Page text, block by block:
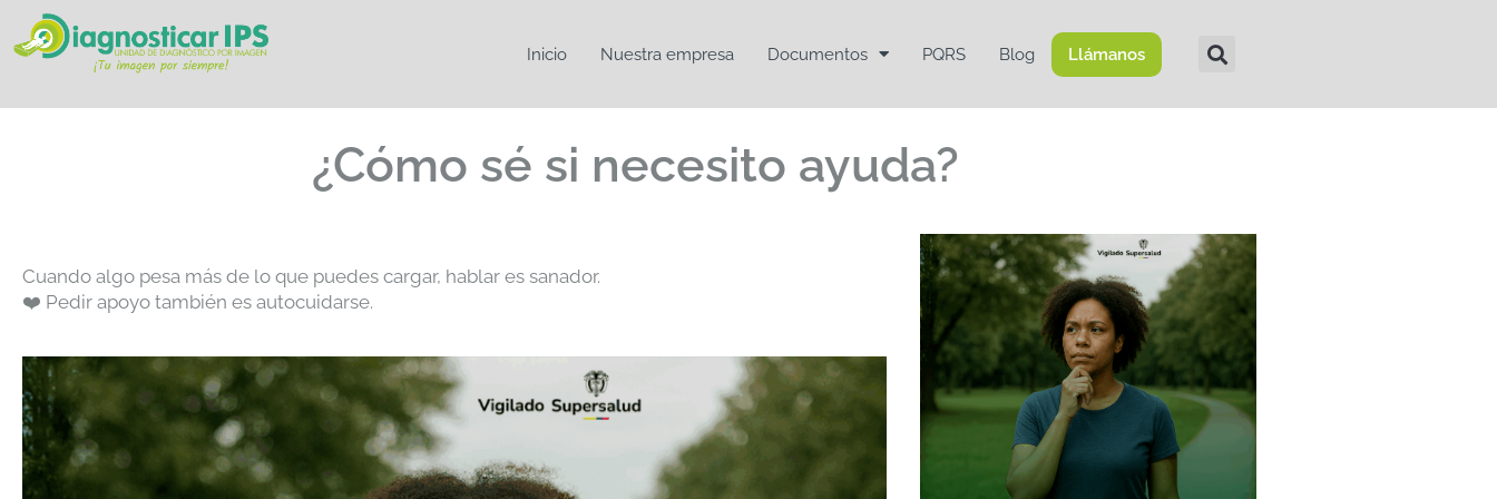
Inicio Nuestra empresa Documentos PQRS Blog Llámanos
¿Cómo sé si necesito ayuda?
Cuando algo pesa más de lo que puedes cargar, hablar es sanador.
❤️ Pedir apoyo también es autocuidarse.